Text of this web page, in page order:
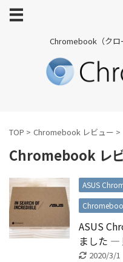
Chromebook（クロ
TOP > Chromebook レビュー >
Chromebook レ
ASUS
ASUS
ました ―
2020/3/1